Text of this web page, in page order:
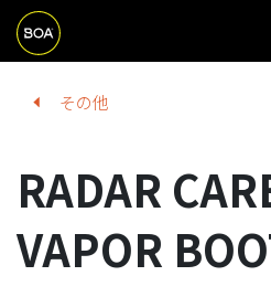
Skip to main content
A
N
A
V
I
Begin main content
その他
RADAR
VAPOR